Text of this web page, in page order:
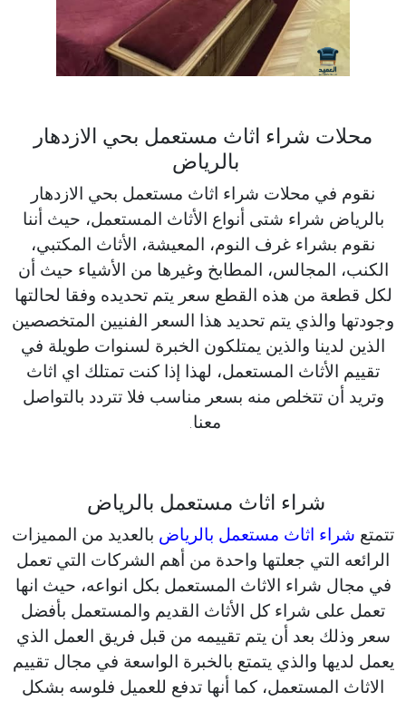
محلات شراء اثاث مستعمل بحي الازدهار
بالرياض
نقوم في محلات شراء اثاث مستعمل بحي الازدهار
بالرياض شراء شتى أنواع الأثاث المستعمل، حيث أننا
نقوم بشراء غرف النوم، المعيشة، الأثاث المكتبي،
الكنب، المجالس، المطابخ وغيرها من الأشياء حيث أن
لكل قطعة من هذه القطع سعر يتم تحديده وفقا لحالتها
وجودتها والذي يتم تحديد هذا السعر الفنيين المتخصصين
الذين لدينا والذين يمتلكون الخبرة لسنوات طويلة في
تقييم الأثاث المستعمل، لهذا إذا كنت تمتلك اي اثاث
وتريد أن تتخلص منه بسعر مناسب فلا تتردد بالتواصل
معنا.
شراء اثاث مستعمل بالرياض
تتمتع شراء اثاث مستعمل بالرياض بالعديد من المميزات
الرائعه التي جعلتها واحدة من أهم الشركات التي تعمل
في مجال شراء الاثاث المستعمل بكل انواعه، حيث انها
تعمل على شراء كل الأثاث القديم والمستعمل بأفضل
سعر وذلك بعد أن يتم تقييمه من قبل فريق العمل الذي
يعمل لديها والذي يتمتع بالخبرة الواسعة في مجال تقييم
الاثاث المستعمل، كما أنها تدفع للعميل فلوسه بشكل